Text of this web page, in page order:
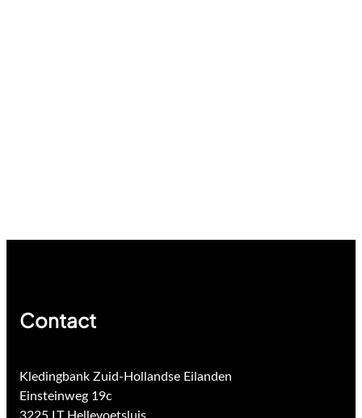
Contact
Kledingbank Zuid-Hollandse Eilanden
Einsteinweg 19c
3225 LT Hellevoetsluis